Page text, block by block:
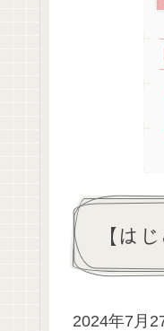
【は
2024年7月